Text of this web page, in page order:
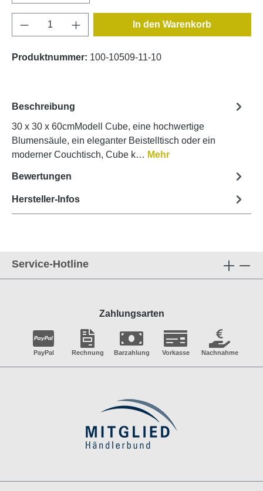
Produkt Anzahl: Gib den gewünschten
In den Warenkorb
Produktnummer: 100-10509-11-10
Beschreibung
30 x 30 x 60cmModell Cube, eine hochwertige
Blumensäule, ein eleganter Beistelltisch oder ein
moderner Couchtisch, Cube k… Mehr
Bewertungen
Hersteller-Infos
Service-Hotline
Zahlungsarten
PayPal Rechnung Barzahlung Vorkasse Nachnahme